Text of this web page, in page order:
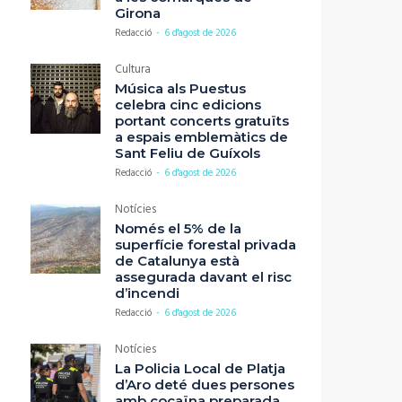
Girona
Redacció - 6 d'agost de 2026
Cultura
Música als Puestus
celebra cinc edicions
portant concerts gratuïts
a espais emblemàtics de
Sant Feliu de Guíxols
Redacció - 6 d'agost de 2026
Notícies
Només el 5% de la
superfície forestal privada
de Catalunya està
assegurada davant el risc
d’incendi
Redacció - 6 d'agost de 2026
Notícies
La Policia Local de Platja
d’Aro deté dues persones